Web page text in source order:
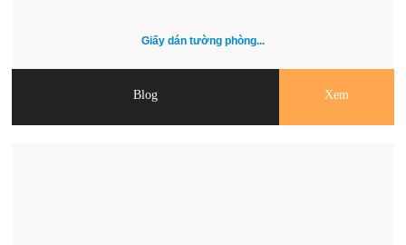
Giấy dán tường phòng...
Blog Xem